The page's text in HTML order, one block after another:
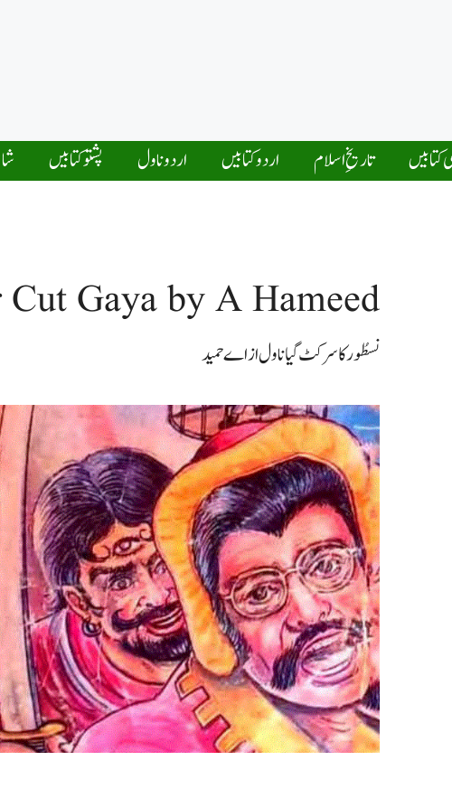
کتابیں تاریخِ اسلام اردو کتابیں اردو ناول پشتو کتابیں
Gaya by A Hameed
نسطُورکاسرکٹ گیا ناول از اےحمید